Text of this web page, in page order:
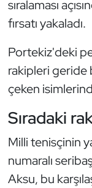
sıralaması
fırsatı yakaladı.
Portekiz'deki
rakipleri geride
çeken
Sıradaki
Milli tenisçinin
numaralı
Aksu, bu
Okçuluk
Optimist
Oryantiring
Paralimpik
Ragbi